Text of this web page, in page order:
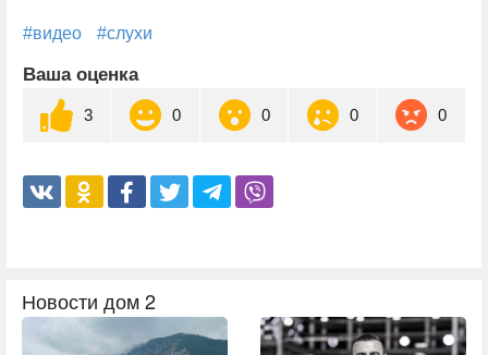
#видео #слухи
Ваша оценка
3 0 0 0 0
Новости дом 2